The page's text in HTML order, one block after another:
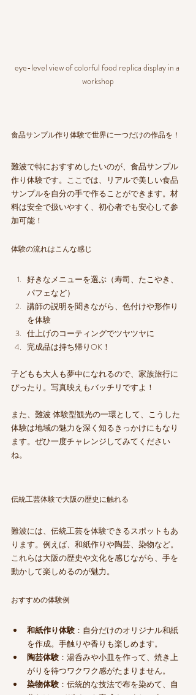
eye-level view of colorful food replica display in a
workshop
食品サンプル作り体験で世界に一つだけの作品を！
難波で特におすすめしたいのが、食品サンプル
作り体験です。ここでは、リアルで美しい食品
サンプルを自分の手で作ることができます。材
料は安全で扱いやすく、初心者でも安心して参
加可能！
体験の流れはこんな感じ
好きなメニューを選ぶ（寿司、たこやき、
パフェなど）
講師の説明を聞きながら、色付けや形作り
を体験
仕上げのコーティングでツヤツヤに
完成品は持ち帰りOK！
子どもも大人も夢中になれるので、家族旅行に
ぴったり。写真映えもバッチリですよ！
また、難波 体験型観光の一環として、こうした
体験は地域の魅力を深く知るきっかけにもなり
ます。ぜひ一度チャレンジしてみてください
ね。
伝統工芸体験で大阪の歴史に触れる
難波には、伝統工芸を体験できるスポットもあ
ります。例えば、和紙作りや陶芸、染物など。
これらは大阪の歴史や文化を感じながら、手を
動かして楽しめるのが魅力。
おすすめの体験例
和紙作り体験 ：自分だけのオリジナル和紙
を作成。手触りや香りも楽しめます。
陶芸体験 ：湯呑みや小皿を作って、焼き上
がりを待つワクワク感がたまりません。
染物体験 ：伝統的な技法で布を染めて、自